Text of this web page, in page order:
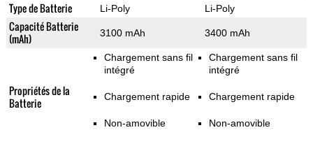
Type de Batterie Li-Poly Li-Poly
Capacité Batterie
(mAh)
3100 mAh 3400 mAh
Propriétés de la
Batterie
Chargement sans fil
intégré
Chargement rapide
Non-amovible
Chargement sans fil
intégré
Chargement rapide
Non-amovible